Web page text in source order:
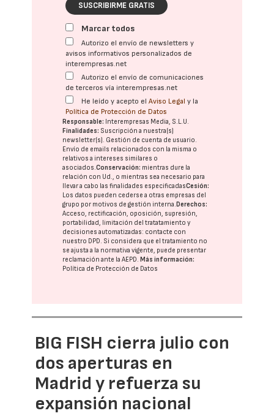
SUSCRIBIRME GRATIS
Marcar todos
Autorizo el envío de newsletters y
avisos informativos personalizados de
interempresas.net
Autorizo el envío de comunicaciones
de terceros vía interempresas.net
He leído y acepto elAviso Legal y la
Política de Protección de Datos
Responsable: Interempresas Media, S.L.U.
Finalidades: Suscripción a nuestra(s)
newsletter(s). Gestión de cuenta de usuario.
Envío de emails relacionados con la misma o
relativos a intereses similares o
asociados.Conservación: mientras dure la
relación con Ud., o mientras sea necesario para
llevar a cabo las finalidades especificadasCesión:
Los datos pueden cederse a otras empresas del
grupo por motivos de gestión interna. Derechos:
Acceso, rectificación, oposición, supresión,
portabilidad, limitación del tratatamiento y
decisiones automatizadas: contacte con
nuestro DPD. Si considera que el tratamiento no
se ajusta a la normativa vigente, puede presentar
reclamación ante laAEPD. Más información:
Política de Protección de Datos
BIG FISH cierra julio con
dos aperturas en
Madrid y refuerza su
expansión nacional